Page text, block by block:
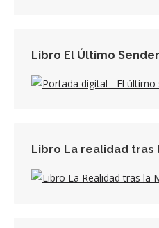
Libro El Último
Libro La realidad tras